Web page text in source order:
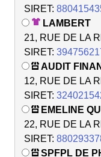
SIRET:
LAMBERT
21, RUE DE LA
SIRET:
AUDIT
12, RUE DE LA
SIRET:
EMELINE
22, RUE DE LA
SIRET:
SPFPL DE